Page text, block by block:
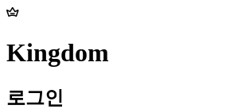
Kingdom
로그인